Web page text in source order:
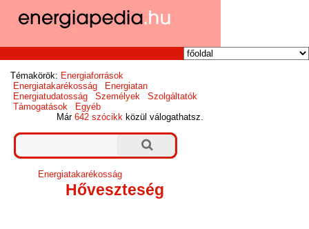
Témakörök: Energiaforrások
Energiatakarékosság
Energiatan
Energiatudatosság
Személyek
Szolgáltatók
Támogatások
Egyéb
Már642 szócikk közül válogathatsz.
Energiatakarékosság
Hőveszteség